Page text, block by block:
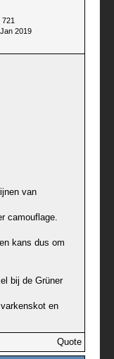
2019
van
camouflage.
kans dus om
bij de Grüner
en
Quote